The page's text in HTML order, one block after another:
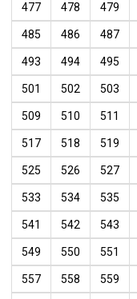
477 478 479
485 486 487
493 494 495
501 502 503
509 510 511
517 518 519
525 526 527
533 534 535
541 542 543
549 550 551
557 558 559